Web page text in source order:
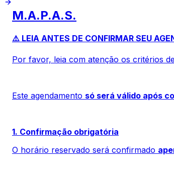
M.A.P.A.S.
⚠️ LEIA ANTES DE CONFIRMAR SEU
Por favor, leia com atenção os critérios
Este agendamento só será válido após
1. Confirmação obrigatória
O horário reservado será confirmado